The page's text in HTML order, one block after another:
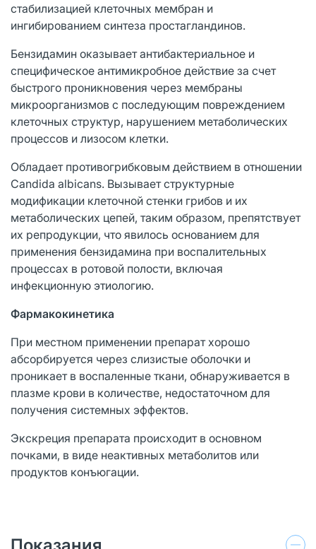
стабилизацией клеточных мембран и
ингибированием синтеза простагландинов.
Бензидамин оказывает антибактериальное и
специфическое антимикробное действие за счет
быстрого проникновения через мембраны
микроорганизмов с последующим повреждением
клеточных структур, нарушением метаболических
процессов и лизосом клетки.
Обладает противогрибковым действием в отношении
Candida albicans. Вызывает структурные
модификации клеточной стенки грибов и их
метаболических цепей, таким образом, препятствует
их репродукции, что явилось основанием для
применения бензидамина при воспалительных
процессах в ротовой полости, включая
инфекционную этиологию.
Фармакокинетика
При местном применении препарат хорошо
абсорбируется через слизистые оболочки и
проникает в воспаленные ткани, обнаруживается в
плазме крови в количестве, недостаточном для
получения системных эффектов.
Экскреция препарата происходит в основном
почками, в виде неактивных метаболитов или
продуктов конъюгации.
Показания